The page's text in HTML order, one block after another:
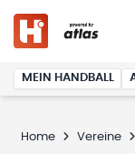
MEIN HANDBALL
Home Vereine